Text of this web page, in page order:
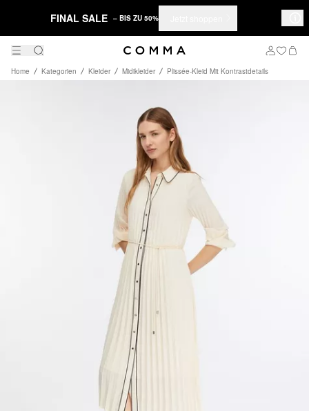
FINAL SALE – BIS ZU 50%
Home Kategorien Kleider Midikleider Plissée-Kleid Mit Kontrastdetails